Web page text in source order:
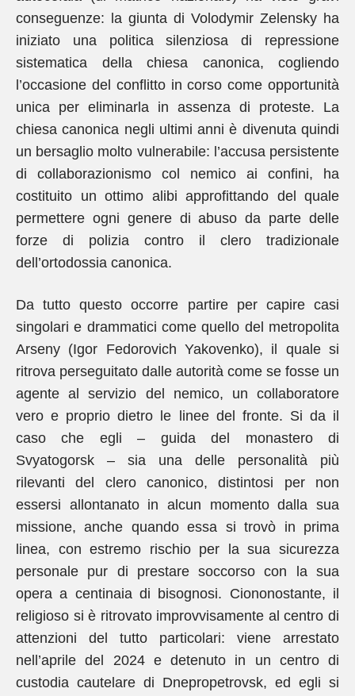
conseguenze: la giunta di Volodymir Zelensky ha
iniziato una politica silenziosa di repressione
sistematica della chiesa canonica, cogliendo
l’occasione del conflitto in corso come opportunità
unica per eliminarla in assenza di proteste. La
chiesa canonica negli ultimi anni è divenuta quindi
un bersaglio molto vulnerabile: l’accusa persistente
di collaborazionismo col nemico ai confini, ha
costituito un ottimo alibi approfittando del quale
permettere ogni genere di abuso da parte delle
forze di polizia contro il clero tradizionale
dell’ortodossia canonica.
Da tutto questo occorre partire per capire casi
singolari e drammatici come quello del metropolita
Arseny (Igor Fedorovich Yakovenko), il quale si
ritrova perseguitato dalle autorità come se fosse un
agente al servizio del nemico, un collaboratore
vero e proprio dietro le linee del fronte. Si da il
caso che egli – guida del monastero di
Svyatogorsk – sia una delle personalità più
rilevanti del clero canonico, distintosi per non
essersi allontanato in alcun momento dalla sua
missione, anche quando essa si trovò in prima
linea, con estremo rischio per la sua sicurezza
personale pur di prestare soccorso con la sua
opera a centinaia di bisognosi. Ciononostante, il
religioso si è ritrovato improvvisamente al centro di
attenzioni del tutto particolari: viene arrestato
nell’aprile del 2024 e detenuto in un centro di
custodia cautelare di Dnepropetrovsk, ed egli si